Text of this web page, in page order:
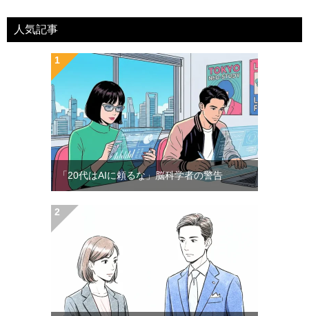
人気記事
「20代はAIに頼るな」脳科学者の警告